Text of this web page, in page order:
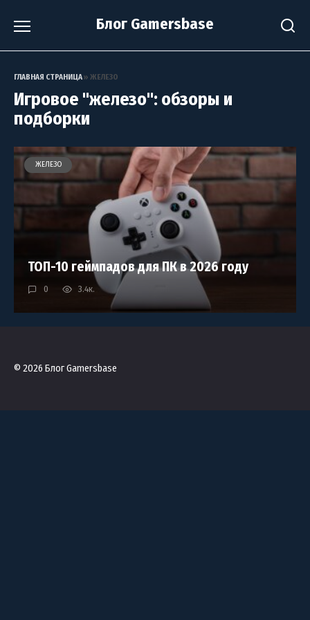
Блог Gamersbase
ГЛАВНАЯ СТРАНИЦА» ЖЕЛЕЗО
Игровое "железо": обзоры и
подборки
ЖЕЛЕЗО
ТОП-10 геймпадов для ПК в 2026 году
0 3.4к.
© 2026 Блог Gamersbase